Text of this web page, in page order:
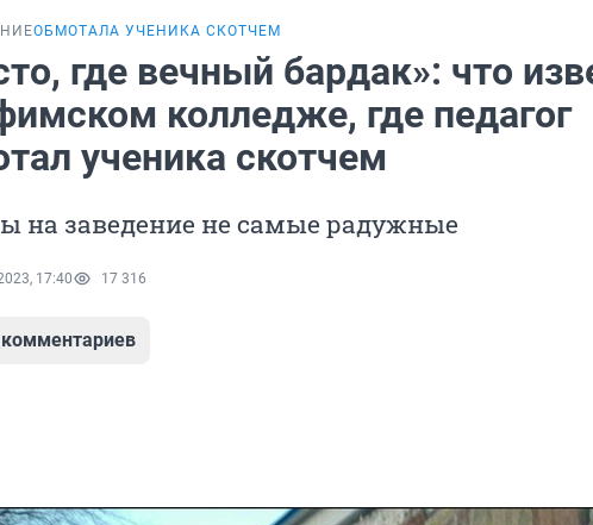
ОБМОТАЛА УЧЕНИКА СКОТЧЕМ
где вечный бардак»: что
колледже, где педагог
ученика скотчем
на заведение не самые радужные
17:40 17 316
комментариев